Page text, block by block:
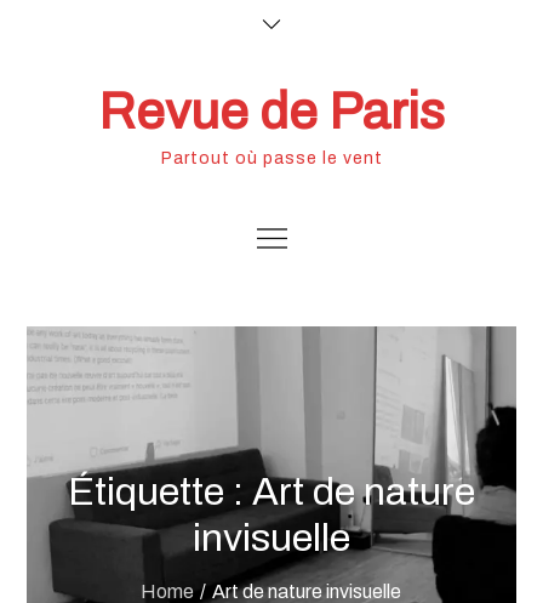
Revue de Paris
Partout où passe le vent
Étiquette : Art de nature
invisuelle
Home Art de nature invisuelle